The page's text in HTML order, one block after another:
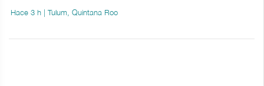
Hace 3 h | Tulum, Quintana Roo